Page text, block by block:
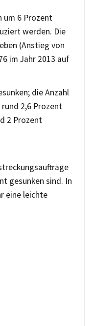
um 6 Prozent
werden. Die
(Anstieg von
im Jahr 2013 auf
die Anzahl
2,6 Prozent
2 Prozent
gesunken sind. In
eine leichte